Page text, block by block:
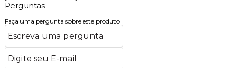
Perguntas
Faça uma pergunta sobre este produto